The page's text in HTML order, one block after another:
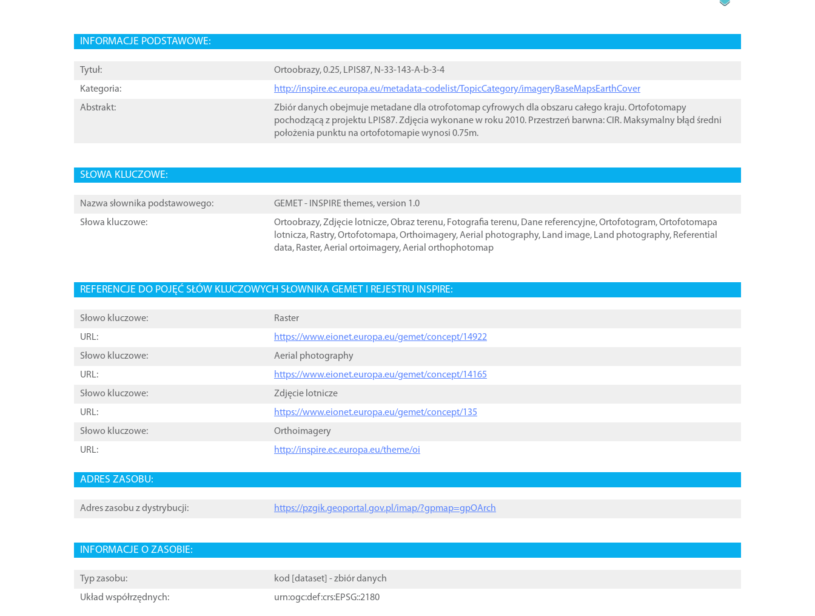
INFORMACJE PODSTAWOWE:
Tytuł:
Ortoobrazy, 0.25, LPIS87, N-33-143-A-b-3-4
Kategoria:
http://inspire.ec.europa.eu/metadata-codelist/TopicCategory/imageryBaseMapsEarthCover
Abstrakt:
Zbiór danych obejmuje metadane dla otrofotomap cyfrowych dla obszaru całego kraju. Ortofotomapy
pochodzącą z projektu LPIS87. Zdjęcia wykonane w roku 2010. Przestrzeń barwna: CIR. Maksymalny błąd średni
położenia punktu na ortofotomapie wynosi 0.75m.
SŁOWA KLUCZOWE:
Nazwa słownika podstawowego:
GEMET - INSPIRE themes, version 1.0
Słowa kluczowe:
Ortoobrazy,Zdjęcie lotnicze,Obraz terenu, Fotografia terenu, Dane referencyjne,Ortofotogram,Ortofotomapa
lotnicza, Rastry,Ortofotomapa,Orthoimagery,Aerial photography, Land image, Land photography, Referential
data, Raster,Aerial ortoimagery,Aerial orthophotomap
REFERENCJE DO POJĘĆ SŁÓW KLUCZOWYCH SŁOWNIKA GEMET I REJESTRU INSPIRE:
Słowo kluczowe:
Raster
URL:
https://www.eionet.europa.eu/gemet/concept/14922
Słowo kluczowe:
Aerial photography
URL:
https://www.eionet.europa.eu/gemet/concept/14165
Słowo kluczowe:
Zdjęcie lotnicze
URL:
https://www.eionet.europa.eu/gemet/concept/135
Słowo kluczowe:
Orthoimagery
URL:
http://inspire.ec.europa.eu/theme/oi
ADRES ZASOBU:
Adres zasobu z dystrybucji: https://pzgik.geoportal.gov.pl/imap/?gpmap=gpOArch
INFORMACJE O ZASOBIE:
Typ zasobu: kod [ dataset ] - zbiór danych
Układ współrzędnych:
urn:ogc:def:crs:EPSG::2180